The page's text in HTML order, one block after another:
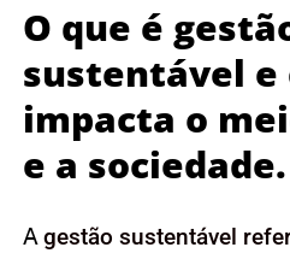
O que é
sustentável e
impacta o
e a sociedade.
Agestão sustentável